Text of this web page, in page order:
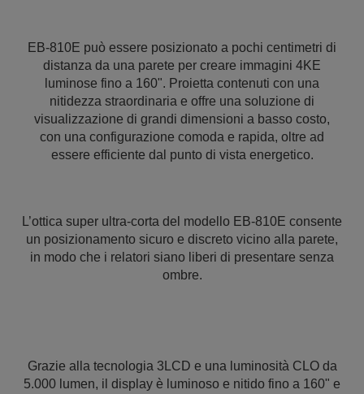
EB-810E può essere posizionato a pochi centimetri di
distanza da una parete per creare immagini 4KE
luminose fino a 160". Proietta contenuti con una
nitidezza straordinaria e offre una soluzione di
visualizzazione di grandi dimensioni a basso costo,
con una configurazione comoda e rapida, oltre ad
essere efficiente dal punto di vista energetico.
L’ottica super ultra-corta del modello EB-810E consente
un posizionamento sicuro e discreto vicino alla parete,
in modo che i relatori siano liberi di presentare senza
ombre.
Grazie alla tecnologia 3LCD e una luminosità CLO da
5.000 lumen, il display è luminoso e nitido fino a 160" e